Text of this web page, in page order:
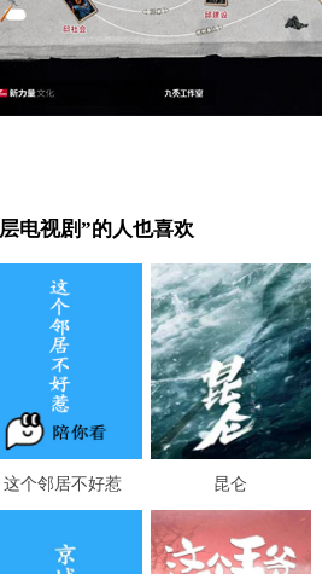
电视剧”的人也喜欢
这个邻居不好惹 昆仑